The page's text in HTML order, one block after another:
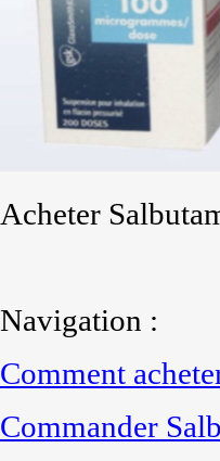
Acheter
Navigation :
Comment
Commander